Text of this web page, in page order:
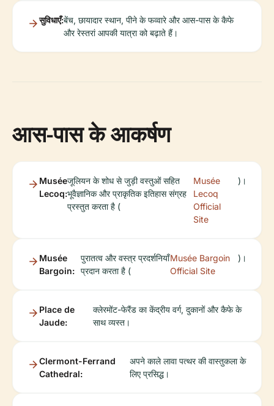
सुविधाएँ:बेंच, छायादार स्थान, पीने के फव्वारे और आस-पास के कैफे
और रेस्तरां आपकी यात्रा को बढ़ाते हैं।
आस-पास के आकर्षण
Musée
Lecoq:
जूलियन के शोध से जुड़ी वस्तुओं सहित
भूवैज्ञानिक और प्राकृतिक इतिहास संग्रह
प्रस्तुत करता है (
Musée
Lecoq
Official
Site
)।
Musée
Bargoin:
पुरातत्व और वस्त्र प्रदर्शनियाँ
प्रदान करता है (
Musée Bargoin
Official Site
)।
Place de
Jaude:
क्लेरमोंट-फेरैंड का केंद्रीय वर्ग, दुकानों और कैफे के
साथ व्यस्त।
Clermont-Ferrand
Cathedral:
अपने काले लावा पत्थर की वास्तुकला के
लिए प्रसिद्ध।